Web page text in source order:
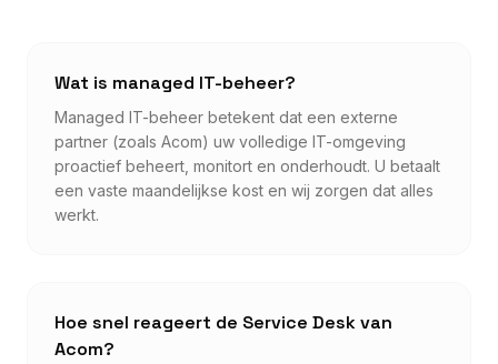
Wat is managed IT-beheer?
Managed IT-beheer betekent dat een externe
partner (zoals Acom) uw volledige IT-omgeving
proactief beheert, monitort en onderhoudt. U betaalt
een vaste maandelijkse kost en wij zorgen dat alles
werkt.
Hoe snel reageert de Service Desk van
Acom?